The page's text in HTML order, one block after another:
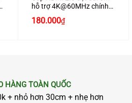
hỗ trợ 4K@60MHz chính
cấp
180.000₫
HÀNG TOÀN QUỐC
+ nhỏ hơn 30cm + nhẹ hơn